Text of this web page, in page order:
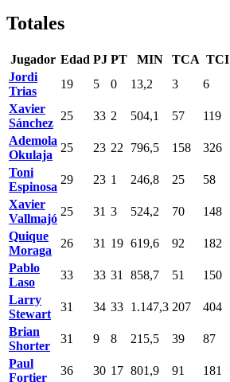
Totales
Jugador Edad PJ PT MIN TCA TCI
Jordi
Trias
19 5 0 13,2 3 6
Xavier
Sánchez
25 33 2 504,1 57 119
Ademola
Okulaja
25 23 22 796,5 158 326
Toni
Espinosa
29 23 1 246,8 25 58
Xavier
Vallmajó
25 31 3 524,2 70 148
Quique
Moraga
26 31 19 619,6 92 182
Pablo
Laso
33 33 31 858,7 51 150
Larry
Stewart
31 34 33 1.147,3 207 404
Brian
Shorter
31 9 8 215,5 39 87
Paul
Fortier
36 30 17 801,9 91 181